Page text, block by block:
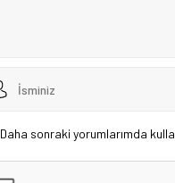
Daha sonraki yorumlarımda